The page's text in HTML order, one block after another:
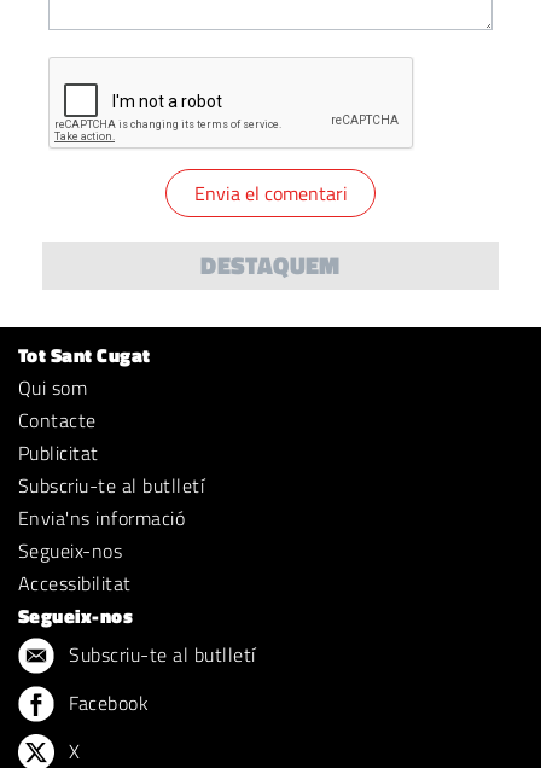
DESTAQUEM
Tot Sant Cugat
Qui som
Contacte
Publicitat
Subscriu-te al butlletí
Envia'ns informació
Segueix-nos
Accessibilitat
Segueix-nos
Subscriu-te al butlletí
Facebook
X